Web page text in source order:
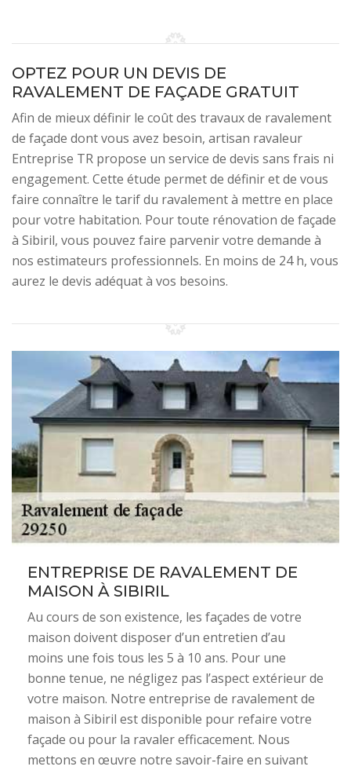
OPTEZ POUR UN DEVIS DE
RAVALEMENT DE FAÇADE GRATUIT
Afin de mieux définir le coût des travaux de ravalement
de façade dont vous avez besoin, artisan ravaleur
Entreprise TR propose un service de devis sans frais ni
engagement. Cette étude permet de définir et de vous
faire connaître le tarif du ravalement à mettre en place
pour votre habitation. Pour toute rénovation de façade
à Sibiril, vous pouvez faire parvenir votre demande à
nos estimateurs professionnels. En moins de 24 h, vous
aurez le devis adéquat à vos besoins.
ENTREPRISE DE RAVALEMENT DE
MAISON À SIBIRIL
Au cours de son existence, les façades de votre
maison doivent disposer d’un entretien d’au
moins une fois tous les 5 à 10 ans. Pour une
bonne tenue, ne négligez pas l’aspect extérieur de
votre maison. Notre entreprise de ravalement de
maison à Sibiril est disponible pour refaire votre
façade ou pour la ravaler efficacement. Nous
mettons en œuvre notre savoir-faire en suivant